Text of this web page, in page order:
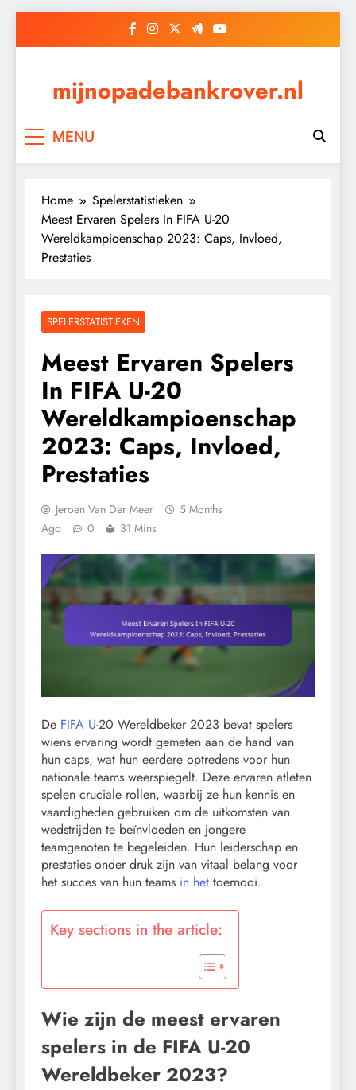
mijnopadebankrover.nl
MENU
Home
Spelerstatistieken
Meest Ervaren Spelers In FIFA U-20
Wereldkampioenschap 2023: Caps, Invloed,
Prestaties
SPELERSTATISTIEKEN
Meest Ervaren Spelers
In FIFA U-20
Wereldkampioenschap
2023: Caps, Invloed,
Prestaties
Jeroen Van Der Meer
5 Months
Ago
0 31 Mins
De FIFA U-20 Wereldbeker 2023 bevat spelers
wiens ervaring wordt gemeten aan de hand van
hun caps, wat hun eerdere optredens voor hun
nationale teams weerspiegelt. Deze ervaren atleten
spelen cruciale rollen, waarbij ze hun kennis en
vaardigheden gebruiken om de uitkomsten van
wedstrijden te beïnvloeden en jongere
teamgenoten te begeleiden. Hun leiderschap en
prestaties onder druk zijn van vitaal belang voor
het succes van hun teams in het toernooi.
Key sections in the article:
Wie zijn de meest ervaren
spelers in de FIFA U-20
Wereldbeker 2023?